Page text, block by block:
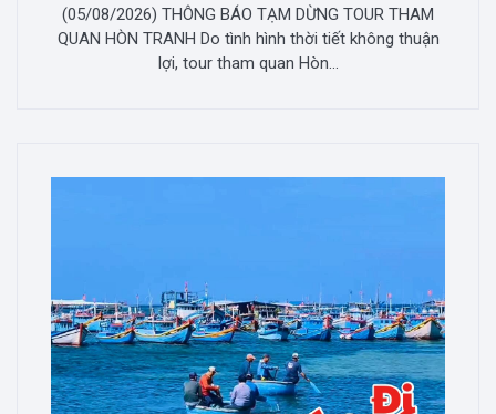
(05/08/2026) THÔNG BÁO TẠM DỪNG TOUR THAM
QUAN HÒN TRANH Do tình hình thời tiết không thuận
lợi, tour tham quan Hòn...